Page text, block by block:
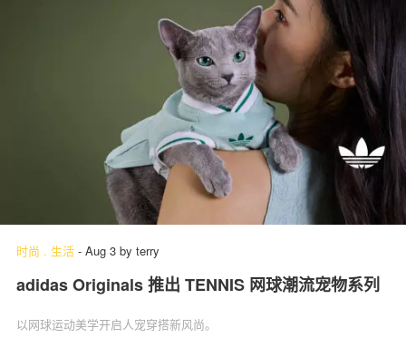
时尚 . 生活 - Aug 3 by terry
adidas Originals 推出 TENNIS 网球潮流宠物系列
以网球运动美学开启人宠穿搭新风尚。